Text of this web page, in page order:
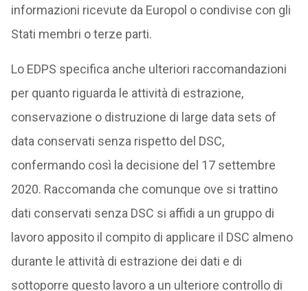
informazioni ricevute da Europol o condivise con gli
Stati membri o terze parti.
Lo EDPS specifica anche ulteriori raccomandazioni
per quanto riguarda le attività di estrazione,
conservazione o distruzione di large data sets of
data conservati senza rispetto del DSC,
confermando così la decisione del 17 settembre
2020. Raccomanda che comunque ove si trattino
dati conservati senza DSC si affidi a un gruppo di
lavoro apposito il compito di applicare il DSC almeno
durante le attività di estrazione dei dati e di
sottoporre questo lavoro a un ulteriore controllo di